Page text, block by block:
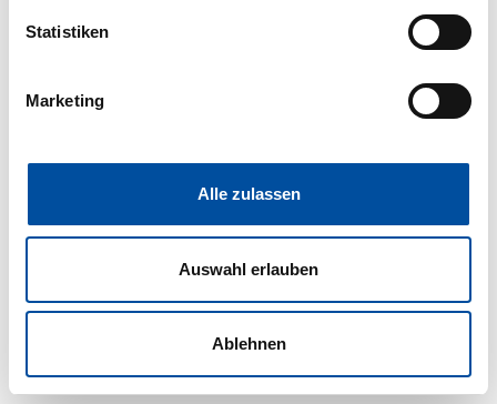
Ihr Gerät durch aktives Scannen nach bestimmten
Erfahren Sie mehr darüber, wie Ihre persönlichen Daten
verarbeitet werden, und legen Sie Ihre Präferenzen im
Wir verwenden Cookies, um Inhalte und Anzeigen zu
personalisieren, Funktionen für soziale Medien anbieten
zu können und die Zugriffe auf unsere Website zu
analysieren. Außerdem geben wir Informationen zu Ihrer
Verwendung unserer Website an unsere Partner für
Partner führen diese Informationen möglicherweise mit
weiteren Daten zusammen, die Sie ihnen bereitgestellt
Statistiken
Marketing
Alle zulassen
Auswahl erlauben
Ablehnen